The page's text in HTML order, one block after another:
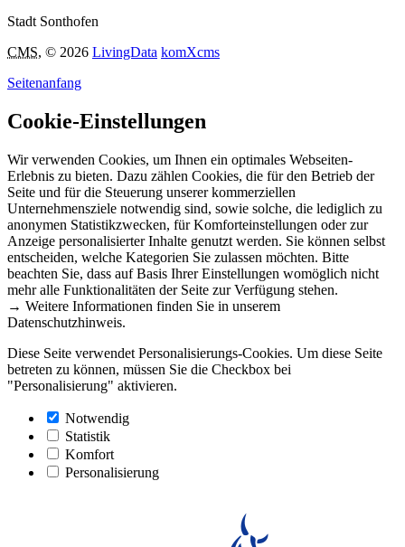
Stadt Sonthofen
CMS, © 2026 LivingData komXcms
Seitenanfang
Cookie-Einstellungen
Wir verwenden Cookies, um Ihnen ein optimales Webseiten-
Erlebnis zu bieten. Dazu zählen Cookies, die für den Betrieb der
Seite und für die Steuerung unserer kommerziellen
Unternehmensziele notwendig sind, sowie solche, die lediglich zu
anonymen Statistikzwecken, für Komforteinstellungen oder zur
Anzeige personalisierter Inhalte genutzt werden. Sie können selbst
entscheiden, welche Kategorien Sie zulassen möchten. Bitte
beachten Sie, dass auf Basis Ihrer Einstellungen womöglich nicht
mehr alle Funktionalitäten der Seite zur Verfügung stehen.
→ Weitere Informationen finden Sie in unserem
Datenschutzhinweis.
Diese Seite verwendet Personalisierungs-Cookies. Um diese Seite
betreten zu können, müssen Sie die Checkbox bei
"Personalisierung" aktivieren.
Notwendig
Statistik
Komfort
Personalisierung